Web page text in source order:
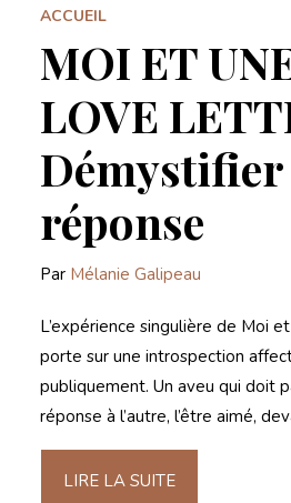
ACCUEIL
MOI ET
LOVE
réponse
Par Mélanie Galipeau
L’expérience singulière de Moi
porte sur une introspection
publiquement. Un aveu qui doit
réponse à l’autre, l’être aimé,
LIRE LA SUITE